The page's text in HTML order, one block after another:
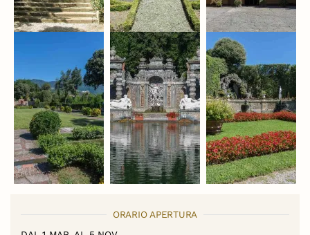
ORARIO APERTURA